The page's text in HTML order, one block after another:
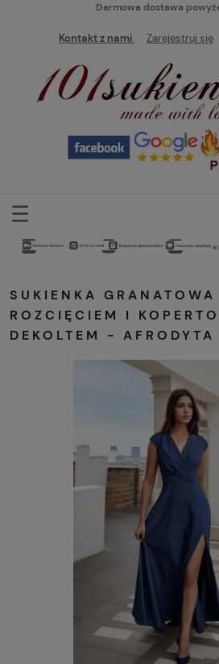
Darmowa dostawa
Kontakt z nami Zarejestruj się
SUKIENKA
ROZCIĘCIEM I
DEKOLTEM - AFRODYTA